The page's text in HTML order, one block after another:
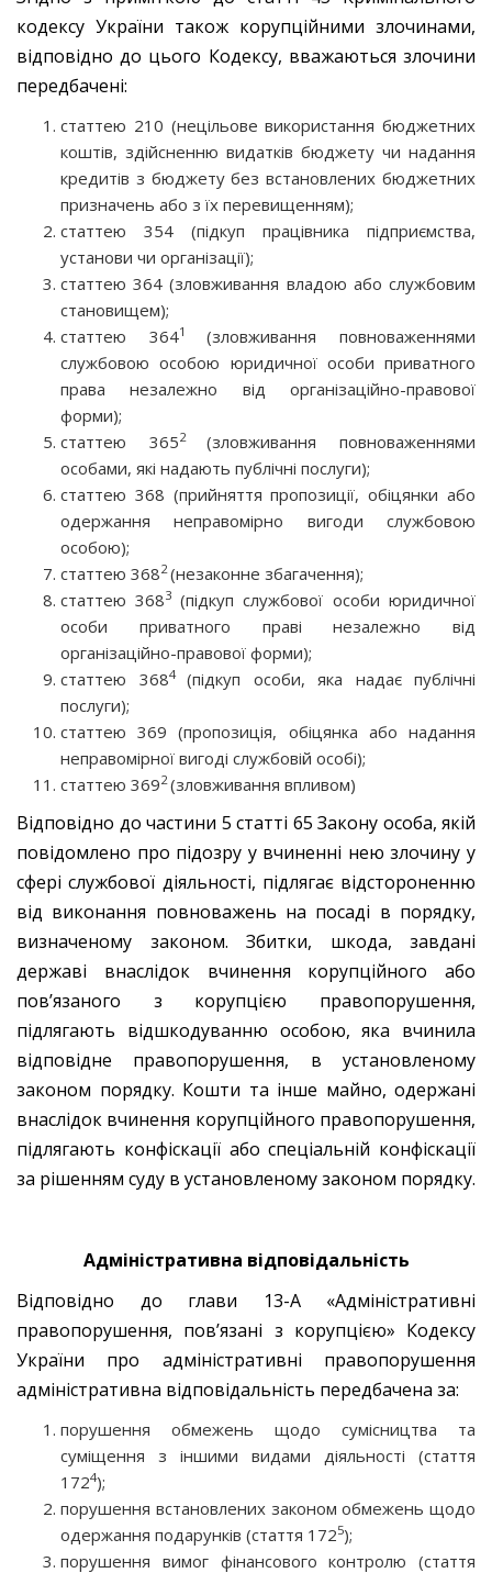
кодексу України також корупційними злочинами,
відповідно до цього Кодексу, вважаються злочини
передбачені:
статтею 210 (нецільове використання бюджетних
коштів, здійсненню видатків бюджету чи надання
кредитів з бюджету без встановлених бюджетних
призначень або з їх перевищенням);
статтею 354 (підкуп працівника підприємства,
установи чи організації);
статтею 364 (зловживання владою або службовим
становищем);
статтею 3641 (зловживання повноваженнями
службовою особою юридичної особи приватного
права незалежно від організаційно-правової
форми);
статтею 3652 (зловживання повноваженнями
особами, які надають публічні послуги);
статтею 368 (прийняття пропозиції, обіцянки або
одержання неправомірно вигоди службовою
особою);
статтею 3682(незаконне збагачення);
статтею 3683 (підкуп службової особи юридичної
особи приватного праві незалежно від
організаційно-правової форми);
статтею 3684 (підкуп особи, яка надає публічні
послуги);
статтею 369 (пропозиція, обіцянка або надання
неправомірної вигоді службовій особі);
статтею 3692(зловживання впливом)
Відповідно до частини 5 статті 65 Закону особа, якій
повідомлено про підозру у вчиненні нею злочину у
сфері службової діяльності, підлягає відстороненню
від виконання повноважень на посаді в порядку,
визначеному законом. Збитки, шкода, завдані
державі внаслідок вчинення корупційного або
пов’язаного з корупцією правопорушення,
підлягають відшкодуванню особою, яка вчинила
відповідне правопорушення, в установленому
законом порядку. Кошти та інше майно, одержані
внаслідок вчинення корупційного правопорушення,
підлягають конфіскації або спеціальній конфіскації
за рішенням суду в установленому законом порядку.
Адміністративна відповідальність
Відповідно до глави 13-А «Адміністративні
правопорушення, пов’язані з корупцією» Кодексу
України про адміністративні правопорушення
адміністративна відповідальність передбачена за:
порушення обмежень щодо сумісництва та
суміщення з іншими видами діяльності (стаття
1724);
порушення встановлених законом обмежень щодо
одержання подарунків (стаття 1725);
порушення вимог фінансового контролю (стаття